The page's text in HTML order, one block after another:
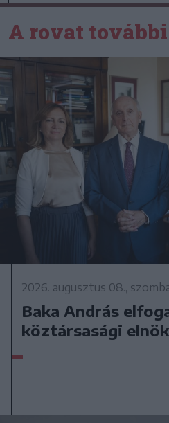
A rovat
2026. augusztus 08.,
Baka András
köztársasági